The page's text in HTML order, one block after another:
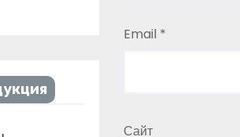
Email *
Сайт